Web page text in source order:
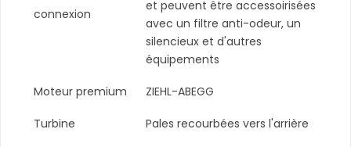
connexion
et peuvent être accessoirisées
avec un filtre anti-odeur, un
silencieux et d'autres
équipements
Moteur premium ZIEHL-ABEGG
Turbine Pales recourbées vers l'arrière